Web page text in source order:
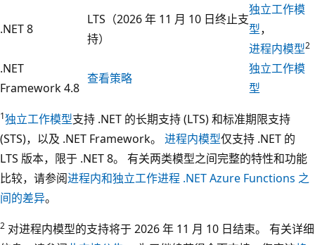
.NET 8
LTS（2026 年 11 月 10 日终止支
持）
独立工作模
型，
进程内模型2
.NET
Framework 4.8
查看策略
独立工作模
型
1独立工作模型支持 .NET 的长期支持 (LTS) 和标准期限支持
(STS)，以及 .NET Framework。 进程内模型仅支持 .NET 的
LTS 版本，限于 .NET 8。 有关两类模型之间完整的特性和功能
比较，请参阅进程内和独立工作进程 .NET Azure Functions 之
间的差异。
2 对进程内模型的支持将于 2026 年 11 月 10 日结束。 有关详细